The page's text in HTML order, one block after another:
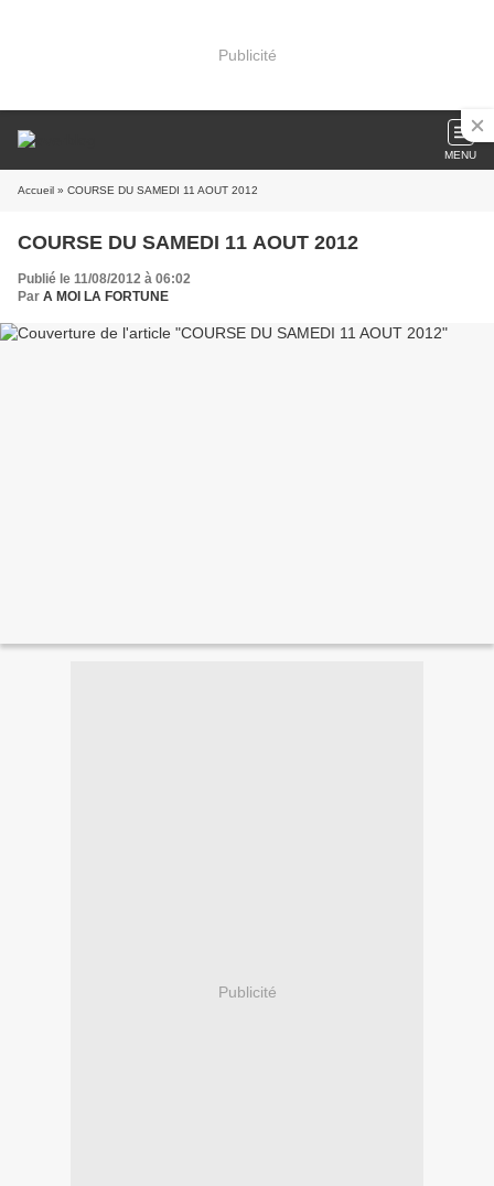
Publicité
MENU
Accueil » COURSE DU SAMEDI 11 AOUT 2012
COURSE DU SAMEDI 11 AOUT 2012
Publié le 11/08/2012 à 06:02
Par A MOI LA FORTUNE
Publicité